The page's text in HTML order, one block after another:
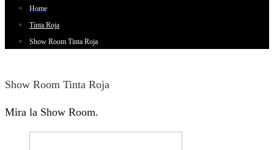
Home
Tinta Roja
Show Room Tinta Roja
Show Room Tinta Roja
Mira la Show Room.